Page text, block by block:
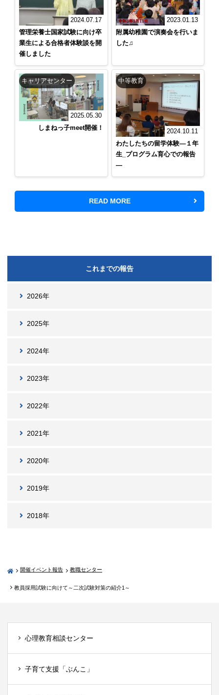
2024.07.17
管理栄養士国家試験に向け卒
業生による合格者体験談を開
催しました
2023.01.13
附属幼稚園で演奏会を行いま
した♫
キャリアセンター
2025.05.30
しまねっ子meet開催！
中等教育
2024.10.11
わたしたちの留学体験―１年
生_プログラム育心での報告
―
READ MORE
これまでの報告
2026年
2025年
2024年
2023年
2022年
2021年
2020年
2019年
2018年
開催イベント報告 教職センター
教員採用試験に向けて～二次試験対策の紹介1～
心理教育相談センター
子育て支援「ぶんこ」